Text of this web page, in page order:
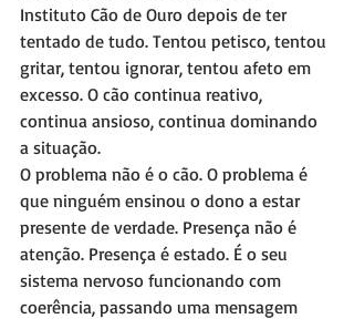
Instituto Cão de Ouro depois de ter
tentado de tudo. Tentou petisco, tentou
gritar, tentou ignorar, tentou afeto em
excesso. O cão continua reativo,
continua ansioso, continua dominando
a situação.
O problema não é o cão. O problema é
que ninguém ensinou o dono a estar
presente de verdade. Presença não é
atenção. Presença é estado. É o seu
sistema nervoso funcionando com
coerência, passando uma mensagem